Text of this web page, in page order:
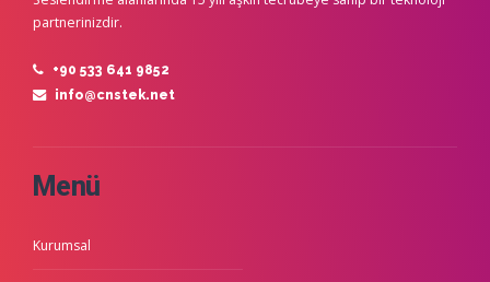
partnerinizdir.
+90 533 641 9852
info@cnstek.net
Menü
Kurumsal